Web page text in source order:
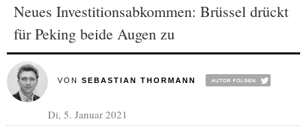
Neues Investitionsabkommen: Brüssel drückt
für Peking beide Augen zu
VON SEBASTIAN THORMANN
Di, 5. Januar 2021